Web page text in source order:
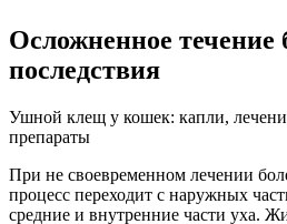
Осложненное течение
последствия
Ушной клещ у кошек: капли,
препараты
При не своевременном лечении
процесс переходит с наружных
средние и внутренние части уха.